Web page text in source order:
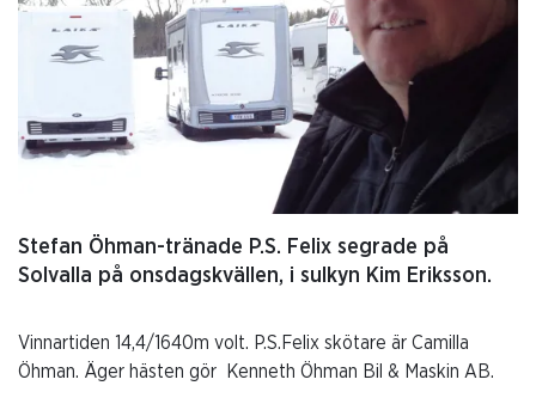
Stefan Öhman-tränade P.S. Felix segrade på
Solvalla på onsdagskvällen, i sulkyn Kim Eriksson.
Vinnartiden 14,4/1640m volt. P.S.Felix skötare är Camilla
Öhman. Äger hästen gör Kenneth Öhman Bil & Maskin AB.